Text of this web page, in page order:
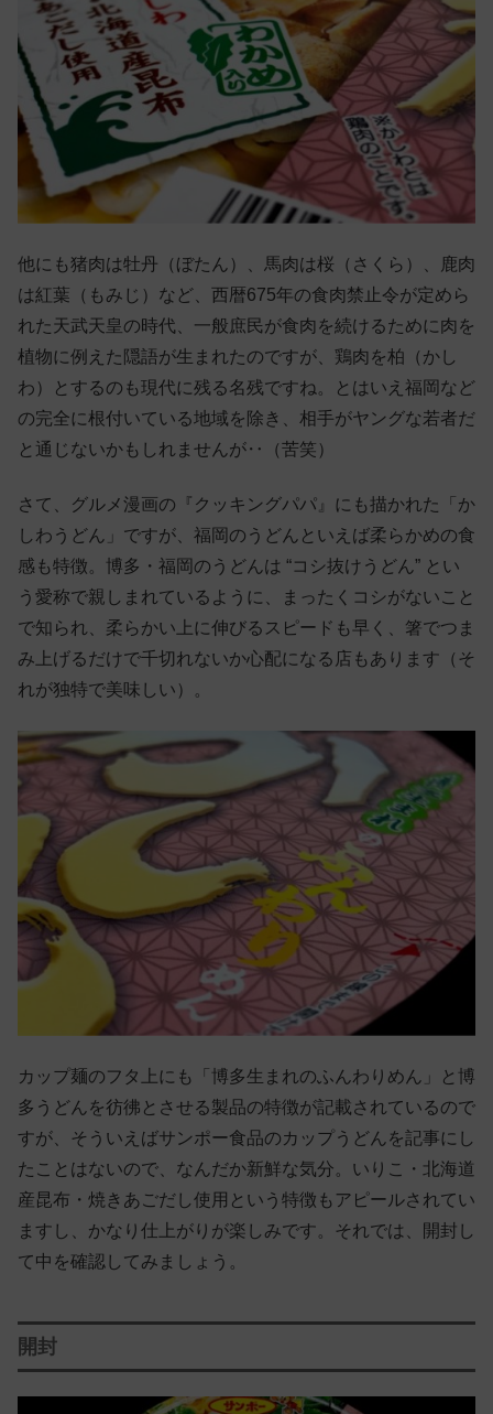
他にも猪肉は牡丹（ぼたん）、馬肉は桜（さくら）、鹿肉
は紅葉（もみじ）など、西暦675年の食肉禁止令が定めら
れた天武天皇の時代、一般庶民が食肉を続けるために肉を
植物に例えた隠語が生まれたのですが、鶏肉を柏（かし
わ）とするのも現代に残る名残ですね。とはいえ福岡など
の完全に根付いている地域を除き、相手がヤングな若者だ
と通じないかもしれませんが‥（苦笑）
さて、グルメ漫画の『クッキングパパ』にも描かれた「か
しわうどん」ですが、福岡のうどんといえば柔らかめの食
感も特徴。博多・福岡のうどんは “コシ抜けうどん” とい
う愛称で親しまれているように、まったくコシがないこと
で知られ、柔らかい上に伸びるスピードも早く、箸でつま
み上げるだけで千切れないか心配になる店もあります（そ
れが独特で美味しい）。
カップ麺のフタ上にも「博多生まれのふんわりめん」と博
多うどんを彷彿とさせる製品の特徴が記載されているので
すが、そういえばサンポー食品のカップうどんを記事にし
たことはないので、なんだか新鮮な気分。いりこ・北海道
産昆布・焼きあごだし使用という特徴もアピールされてい
ますし、かなり仕上がりが楽しみです。それでは、開封し
て中を確認してみましょう。
開封